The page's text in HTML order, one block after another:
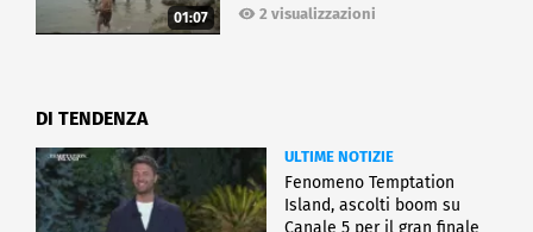
01:07 2 visualizzazioni
DI TENDENZA
ULTIME NOTIZIE
Fenomeno Temptation
Island, ascolti boom su
Canale 5 per il gran finale